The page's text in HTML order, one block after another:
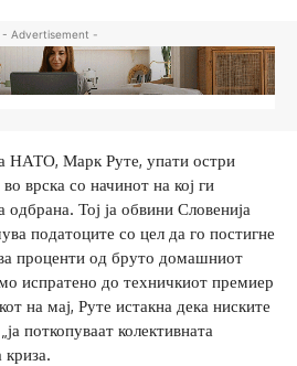
- Advertisement -
НАТО, Марк Руте, упати остри
врска со начинот на кој ги
Тој ја обвини Словенија
податоците со цел да го постигне
проценти од бруто домашниот
испратено до техничкиот премиер
на мај, Руте истакна дека ниските
поткопуваат колективната
криза.